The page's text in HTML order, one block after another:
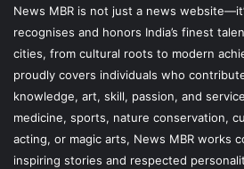
News MBR is not just a news
recognises and honors India’s finest
cities, from cultural roots to modern
proudly covers individuals who
knowledge, art, skill, passion, and
medicine, sports, nature conservation,
acting, or magic arts, News MBR works
inspiring stories and respected